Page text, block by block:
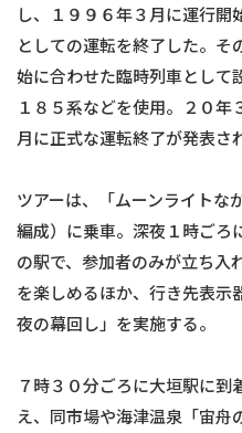
し、１９９６年３月に運行
としての運転を終了した。
始に合わせた臨時列車として
１８５系などを使用。２０年
月に正式な運転終了が発表さ
ツアーは、「ムーンライトな
編成）に乗車。深夜１時ごろ
の駅で、参加者のみが立ち入
を楽しめるほか、行き先表示
夜の幕回し」を実施する。
７時３０分ごろに大垣駅に
え、同市場や海津温泉「宙